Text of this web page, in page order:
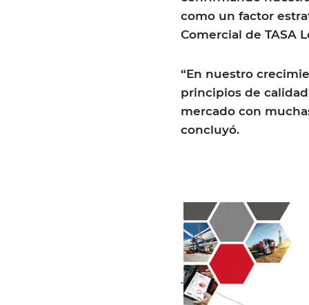
como un factor
Comercial de TASA
“En nuestro
principios de
mercado con
concluyó.